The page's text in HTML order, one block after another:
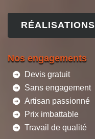
RÉALISATIONS
Nos engagements
Devis gratuit
Sans engagement
Artisan passionné
Prix imbattable
Travail de qualité